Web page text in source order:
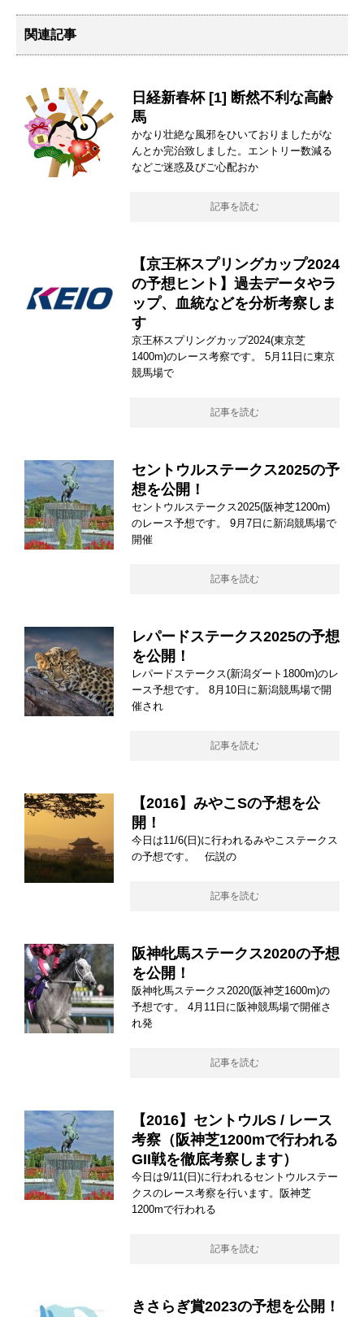
関連記事
日経新春杯 [1] 断然不利な高齢
馬
かなり壮絶な風邪をひいておりましたがな
んとか完治致しました。エントリー数減る
などご迷惑及びご心配おか
記事を読む
【京王杯スプリングカップ2024
の予想ヒント】過去データやラ
ップ、血統などを分析考察しま
す
京王杯スプリングカップ2024(東京芝
1400m)のレース考察です。 5月11日に東京
競馬場で
記事を読む
セントウルステークス2025の予
想を公開！
セントウルステークス2025(阪神芝1200m)
のレース予想です。 9月7日に新潟競馬場で
開催
記事を読む
レパードステークス2025の予想
を公開！
レパードステークス(新潟ダート1800m)のレ
ース予想です。 8月10日に新潟競馬場で開
催され
記事を読む
【2016】みやこSの予想を公
開！
今日は11/6(日)に行われるみやこステークス
の予想です。 伝説の
記事を読む
阪神牝馬ステークス2020の予想
を公開！
阪神牝馬ステークス2020(阪神芝1600m)の
予想です。 4月11日に阪神競馬場で開催さ
れ発
記事を読む
【2016】セントウルS / レース
考察（阪神芝1200mで行われる
GII戦を徹底考察します）
今日は9/11(日)に行われるセントウルステー
クスのレース考察を行います。阪神芝
1200mで行われる
記事を読む
きさらぎ賞2023の予想を公開！